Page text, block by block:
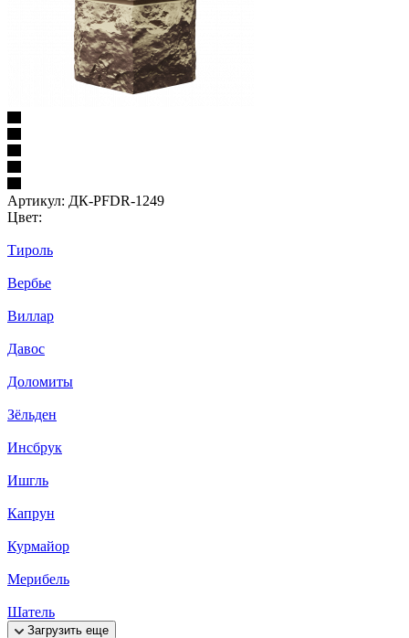
Артикул: ДК-PFDR-1249
Цвет:
Тироль
Вербье
Виллар
Давос
Доломиты
Зёльден
Инсбрук
Ишгль
Капрун
Курмайор
Мерибель
Шатель
Загрузить еще